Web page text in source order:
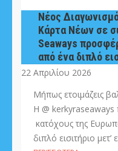
Νέος
Κάρτα Νέων σε
Seaways
από ένα διπλό
22 Απριλίου 2026
Mήπως ετοιμάζεις
Η @
κατόχους της
διπλό εισιτήριο